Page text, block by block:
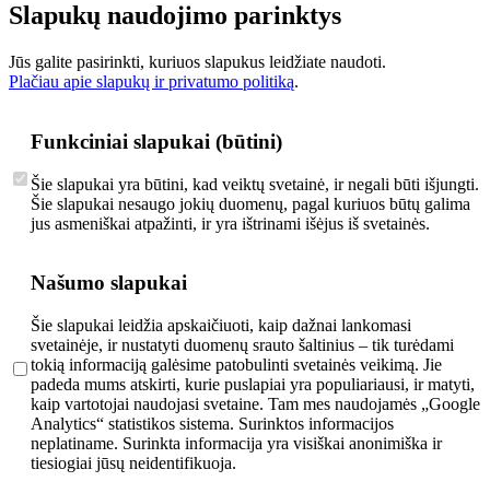
Slapukų naudojimo parinktys
Jūs galite pasirinkti, kuriuos slapukus leidžiate naudoti.
Plačiau apie slapukų ir privatumo politiką.
Funkciniai slapukai (būtini)
Šie slapukai yra būtini, kad veiktų svetainė, ir negali būti išjungti.
Šie slapukai nesaugo jokių duomenų, pagal kuriuos būtų galima
jus asmeniškai atpažinti, ir yra ištrinami išėjus iš svetainės.
Našumo slapukai
Šie slapukai leidžia apskaičiuoti, kaip dažnai lankomasi
svetainėje, ir nustatyti duomenų srauto šaltinius – tik turėdami
tokią informaciją galėsime patobulinti svetainės veikimą. Jie
padeda mums atskirti, kurie puslapiai yra populiariausi, ir matyti,
kaip vartotojai naudojasi svetaine. Tam mes naudojamės „Google
Analytics“ statistikos sistema. Surinktos informacijos
neplatiname. Surinkta informacija yra visiškai anonimiška ir
tiesiogiai jūsų neidentifikuoja.